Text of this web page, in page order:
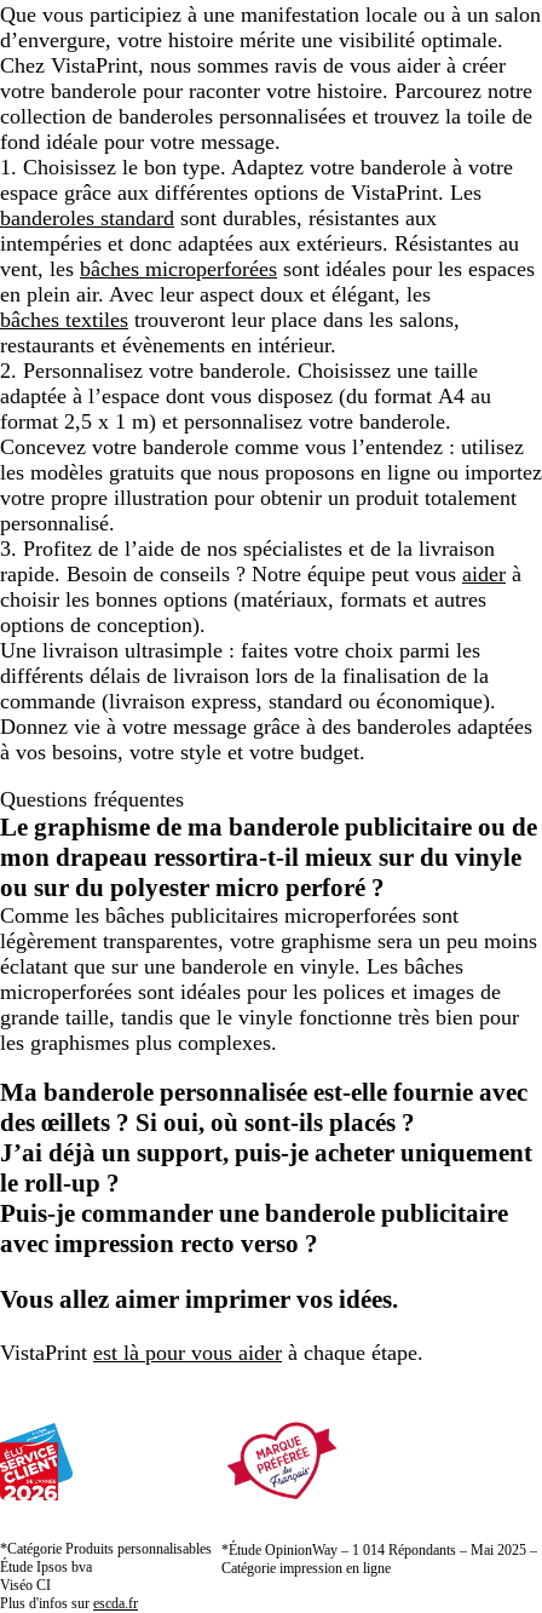
Que vous participiez à une manifestation locale ou à un salon
d’envergure, votre histoire mérite une visibilité optimale.
Chez VistaPrint, nous sommes ravis de vous aider à créer
votre banderole pour raconter votre histoire. Parcourez notre
collection de banderoles personnalisées et trouvez la toile de
fond idéale pour votre message.
1. Choisissez le bon type. Adaptez votre banderole à votre
espace grâce aux différentes options de VistaPrint. Les
banderoles standard sont durables, résistantes aux
intempéries et donc adaptées aux extérieurs. Résistantes au
vent, les bâches microperforées sont idéales pour les espaces
en plein air. Avec leur aspect doux et élégant, les
bâches textiles trouveront leur place dans les salons,
restaurants et évènements en intérieur.
2. Personnalisez votre banderole. Choisissez une taille
adaptée à l’espace dont vous disposez (du format A4 au
format 2,5 x 1 m) et personnalisez votre banderole.
Concevez votre banderole comme vous l’entendez : utilisez
les modèles gratuits que nous proposons en ligne ou importez
votre propre illustration pour obtenir un produit totalement
personnalisé.
3. Profitez de l’aide de nos spécialistes et de la livraison
rapide. Besoin de conseils ? Notre équipe peut vous aider à
choisir les bonnes options (matériaux, formats et autres
options de conception).
Une livraison ultrasimple : faites votre choix parmi les
différents délais de livraison lors de la finalisation de la
commande (livraison express, standard ou économique).
Donnez vie à votre message grâce à des banderoles adaptées
à vos besoins, votre style et votre budget.
Questions fréquentes
Le graphisme de ma banderole publicitaire ou de
mon drapeau ressortira-t-il mieux sur du vinyle
ou sur du polyester micro perforé ?
Comme les bâches publicitaires microperforées sont
légèrement transparentes, votre graphisme sera un peu moins
éclatant que sur une banderole en vinyle. Les bâches
microperforées sont idéales pour les polices et images de
grande taille, tandis que le vinyle fonctionne très bien pour
les graphismes plus complexes.
Ma banderole personnalisée est-elle fournie avec
des œillets ? Si oui, où sont-ils placés ?
J’ai déjà un support, puis-je acheter uniquement
le roll-up ?
Puis-je commander une banderole publicitaire
avec impression recto verso ?
Vous allez aimer imprimer vos idées.
VistaPrint est là pour vous aider à chaque étape.
*Catégorie Produits personnalisables
Étude Ipsos bva
Viséo CI
Plus d'infos sur escda.fr
*Étude OpinionWay – 1 014 Répondants – Mai 2025 –
Catégorie impression en ligne